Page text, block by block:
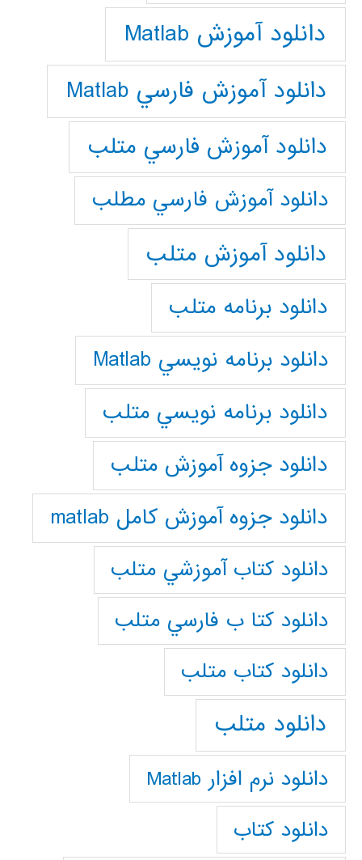
دانلود آموزش Matlab
دانلود آموزش فارسي Matlab
دانلود آموزش فارسي متلب
دانلود آموزش فارسي مطلب
دانلود آموزش متلب
دانلود برنامه متلب
دانلود برنامه نويسي Matlab
دانلود برنامه نويسي متلب
دانلود جزوه آموزش متلب
دانلود جزوه آموزش کامل matlab
دانلود كتاب آموزشي متلب
دانلود كتا ب فارسي متلب
دانلود كتاب متلب
دانلود متلب
دانلود نرم افزار Matlab
دانلود کتاب